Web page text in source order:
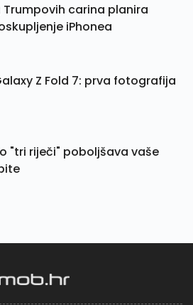
carina planira
iPhonea
Z Fold 7: prva fotografija
"tri riječi" poboljšava vaše